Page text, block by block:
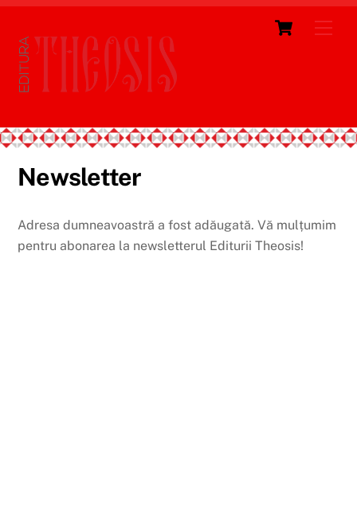
Skip
content
Cart
Newsletter
Adresa dumneavoastră a fost adăugată. Vă mulțumim
pentru abonarea la newsletterul Editurii Theosis!